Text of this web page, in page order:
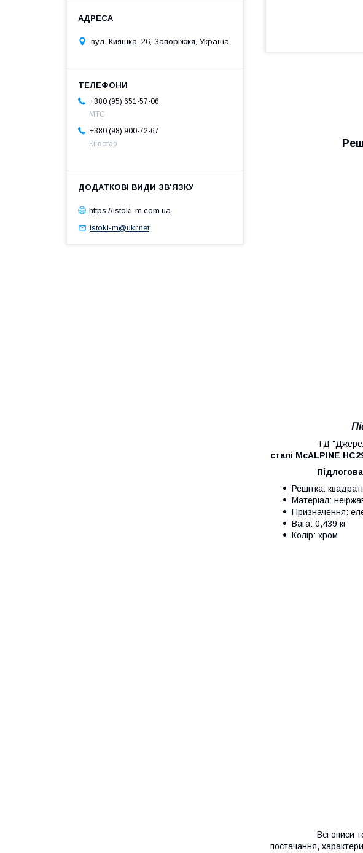
ТД "Джерела М",
сталі McALPINE
Підлогова
Решітка:
Матеріал:
Призначення:
Вага: 0,439 кг
Колір: хром
Всі описи товарів
постачання,
вул. Кияшка, 26, Запоріжжя, Україна
+380 (95) 651-57-06
MTC
+380 (98) 900-72-67
Кіївстар
https://istoki-m.com.ua
istoki-m@ukr.net